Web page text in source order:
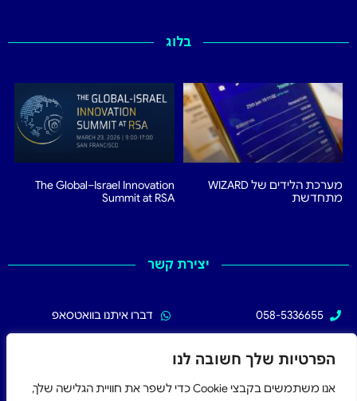
הפרטיות שלך חשובה לנו
אנו משתמשים בקבצי Cookie כדי לשפר את חוויית הגלישה שלך,
בלוג
מערכת הלידים של WIZARD
מתחדשת
The Global–Israel Innovation
Summit at RSA
יצירת קשר
058-5336655
דברו איתנו בוואטסאפ